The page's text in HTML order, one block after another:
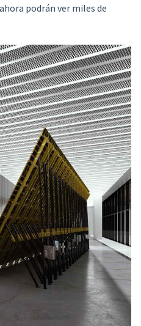
podrán ver miles de